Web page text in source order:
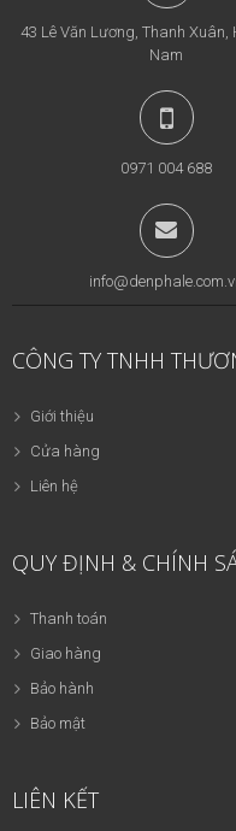
43 Lê Văn Lương, Thanh Xuân,
Nam
0971 004 688
CÔNG TY TNHH
Giới thiệu
Cửa hàng
Liên hệ
QUY ĐỊNH & CHÍNH
Thanh toán
Giao hàng
Bảo hành
Bảo mật
LIÊN KẾT